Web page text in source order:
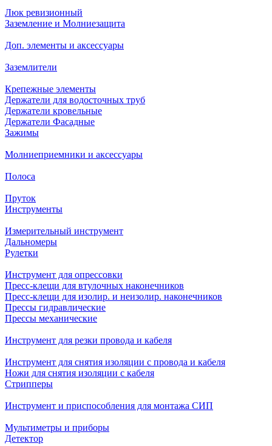
Люк ревизионный
Заземление и Молниезащита
Доп. элементы и аксессуары
Заземлители
Крепежные элементы
Держатели для водосточных труб
Держатели кровельные
Держатели Фасадные
Зажимы
Молниеприемники и аксессуары
Полоса
Пруток
Инструменты
Измерительный инструмент
Дальномеры
Рулетки
Инструмент для опрессовки
Пресс-клещи для втулочных наконечников
Пресс-клещи для изолир. и неизолир. наконечников
Прессы гидравлические
Прессы механические
Инструмент для резки провода и кабеля
Инструмент для снятия изоляции с провода и кабеля
Ножи для снятия изоляции с кабеля
Стрипперы
Инструмент и приспособления для монтажа СИП
Мультиметры и приборы
Детектор